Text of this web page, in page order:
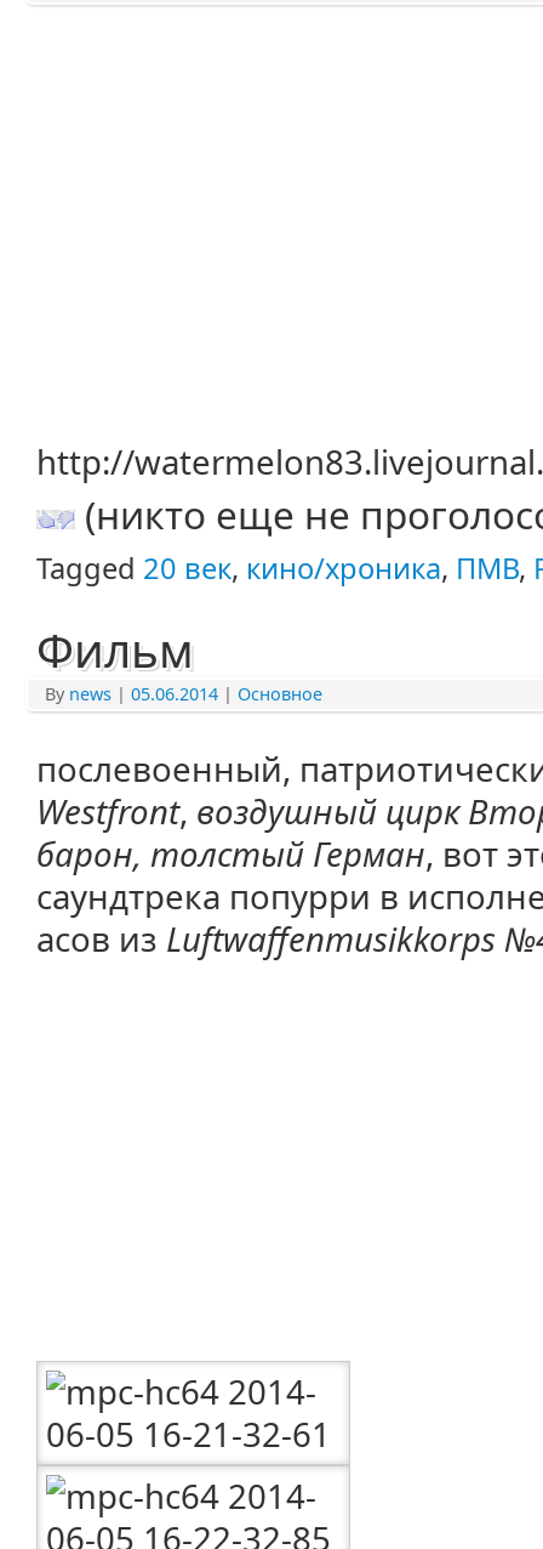
http://
(никто еще не
Tagged 20 век, кино/хроника, ПМВ,
Фильм
By news | 05.06.2014 | Основное
послевоенный,
Westfront, воздушный цирк
барон, толстый Герман, вот
саундтрека попурри в
асов из Luftwaffenmusikkorps